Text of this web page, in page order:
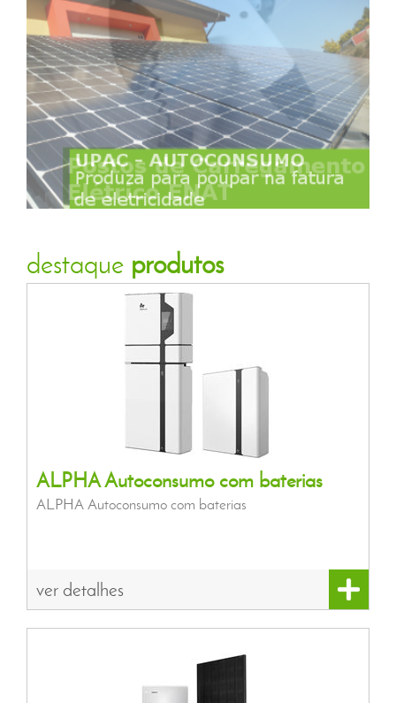
destaque produtos
ALPHA Autoconsumo com baterias
ALPHA Autoconsumo com baterias
ver detalhes